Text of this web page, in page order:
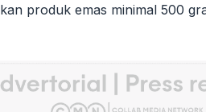
produk emas minimal 500